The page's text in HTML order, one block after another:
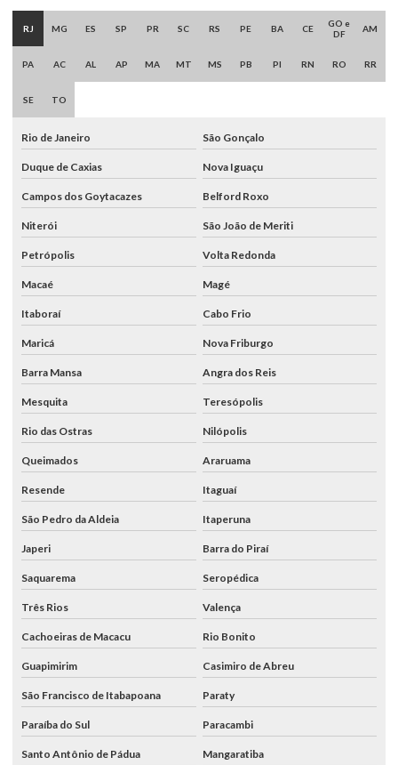
RJ MG ES SP PR SC RS PE BA CE
GO e
DF
AM
PA AC AL AP MA MT MS PB PI RN RO RR
SE TO
Rio de Janeiro São Gonçalo
Duque de Caxias Nova Iguaçu
Campos dos Goytacazes Belford Roxo
Niterói São João de Meriti
Petrópolis Volta Redonda
Macaé Magé
Itaboraí Cabo Frio
Maricá Nova Friburgo
Barra Mansa Angra dos Reis
Mesquita Teresópolis
Rio das Ostras Nilópolis
Queimados Araruama
Resende Itaguaí
São Pedro da Aldeia Itaperuna
Japeri Barra do Piraí
Saquarema Seropédica
Três Rios Valença
Cachoeiras de Macacu Rio Bonito
Guapimirim Casimiro de Abreu
São Francisco de Itabapoana Paraty
Paraíba do Sul Paracambi
Santo Antônio de Pádua Mangaratiba